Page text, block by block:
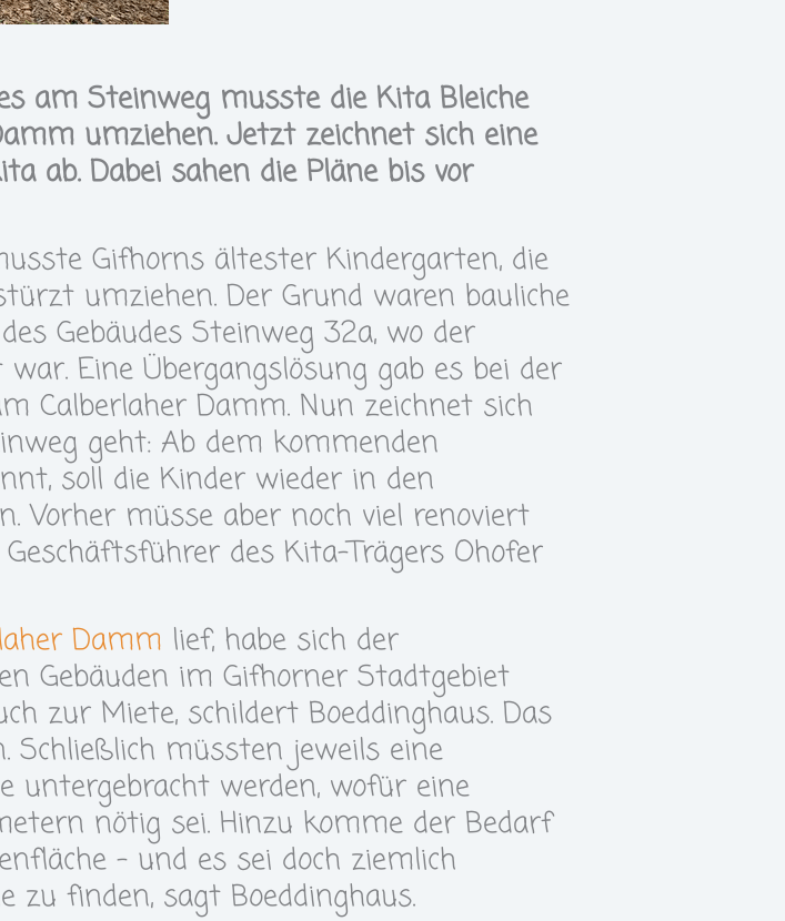
am Steinweg musste die Kita Bleiche
umziehen. Jetzt zeichnet sich eine
ab. Dabei sahen die Pläne bis vor
Gifhorns ältester Kindergarten, die
umziehen. Der Grund waren bauliche
Gebäudes Steinweg 32a, wo der
Eine Übergangslösung gab es bei der
Calberlaher Damm. Nun zeichnet sich
geht: Ab dem kommenden
soll die Kinder wieder in den
Vorher müsse aber noch viel renoviert
des Kita-Trägers Ohofer
Damm lief, habe sich der
Gebäuden im Gifhorner Stadtgebiet
zur Miete, schildert Boeddinghaus. Das
Schließlich müssten jeweils eine
untergebracht werden, wofür eine
nötig sei. Hinzu komme der Bedarf
– und es sei doch ziemlich
finden, sagt Boeddinghaus.